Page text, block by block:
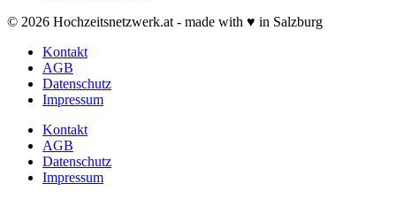
© 2026 Hochzeitsnetzwerk.at - made with ♥ in Salzburg
Kontakt
AGB
Datenschutz
Impressum
Kontakt
AGB
Datenschutz
Impressum